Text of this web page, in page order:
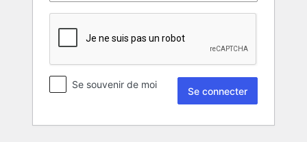
Se souvenir de moi